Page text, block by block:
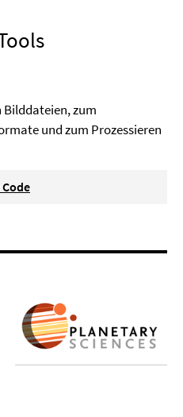
Bilddateien, zum
und zum Prozessieren